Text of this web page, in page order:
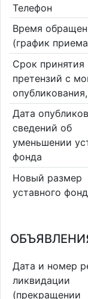
Телефон
Время
(график
Срок принятия
претензий с
Дата
сведений об
уменьшении
фонда
Новый размер
уставного
Дата и номер
ликвидации
(прекращении